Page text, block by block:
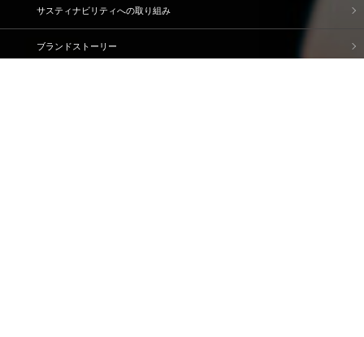
サスティナビリティへの取り組み
ブランドストーリー